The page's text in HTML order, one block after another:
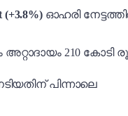
(+3.8%)ഓഹരി
210 കോടി
പിന്നാലെ